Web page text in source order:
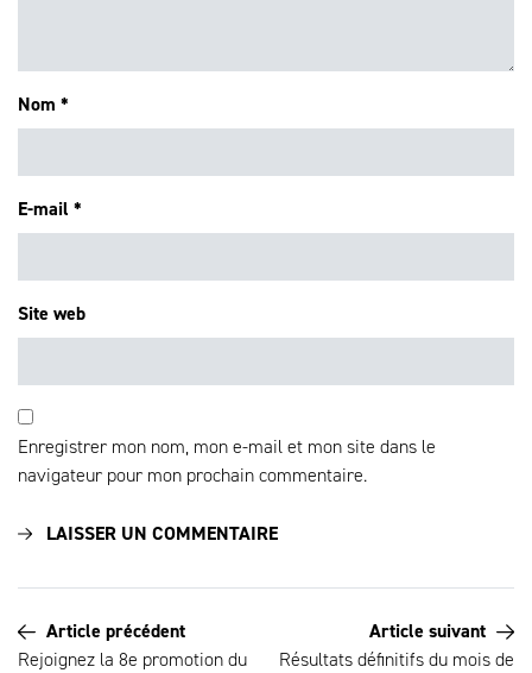
Nom *
E-mail *
Site web
Enregistrer mon nom, mon e-mail et mon site dans le
navigateur pour mon prochain commentaire.
Article précédent
Rejoignez la 8e promotion du
Article suivant
Résultats définitifs du mois de